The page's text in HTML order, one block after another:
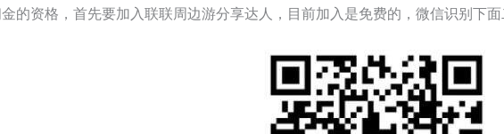
的资格，首先要加入联联周边游分享达人，目前加入是免费的，微信识别下